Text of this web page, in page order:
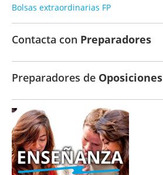
Bolsas extraordinarias FP
Contacta con Preparadores
Preparadores de Oposiciones